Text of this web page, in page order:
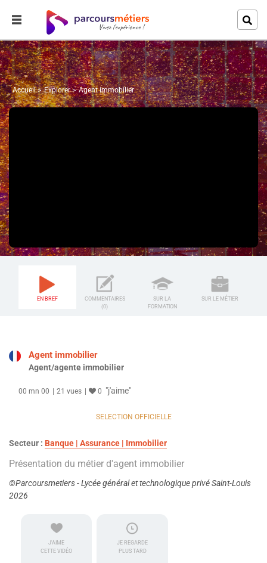
Accueil Explorer Agent immobilier
EN BREF
COMMENTAIRES
(0)
SUR LA
FORMATION
SUR LE MÉTIER
Agent immobilier
Agent/agente immobilier
00 mn 00 21 vues 0 "j'aime"
SELECTION OFFICIELLE
Secteur : Banque | Assurance | Immobilier
Présentation du métier d'agent immobilier
©Parcoursmetiers - Lycée général et technologique privé Saint-Louis
2026
J'AIME
CETTE VIDÉO
JE REGARDE
PLUS TARD